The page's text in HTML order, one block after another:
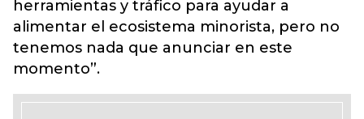
herramientas y tráfico para ayudar a
alimentar el ecosistema minorista, pero no
tenemos nada que anunciar en este
momento”.